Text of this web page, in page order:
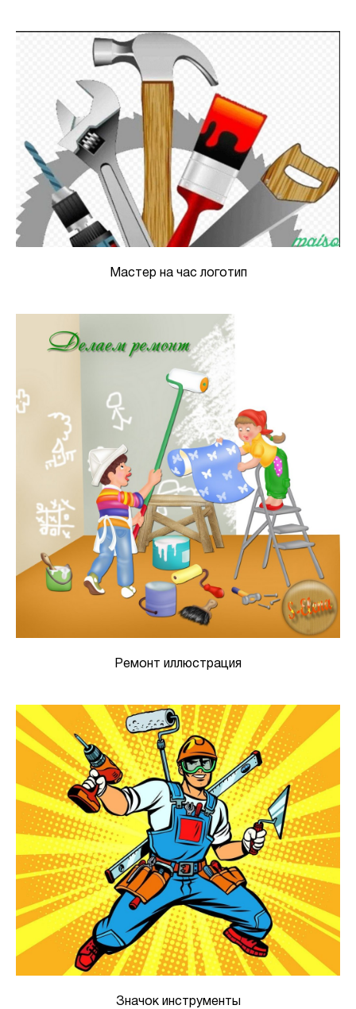
Мастер на час логотип
Ремонт иллюстрация
Значок инструменты